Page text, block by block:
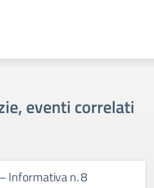
eventi correlati
Informativa n. 8